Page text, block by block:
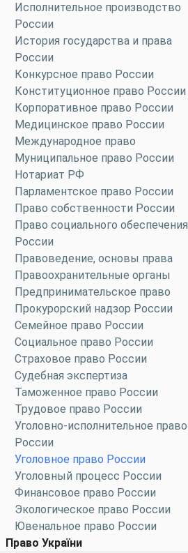
Исполнительное производство
России
История государства и права
России
Конкурсное право России
Конституционное право России
Корпоративное право России
Медицинское право России
Международное право
Муниципальное право России
Нотариат РФ
Парламентское право России
Право собственности России
Право социального обеспечения
России
Правоведение, основы права
Правоохранительные органы
Предпринимательское право
Прокурорский надзор России
Семейное право России
Социальное право России
Страховое право России
Судебная экспертиза
Таможенное право России
Трудовое право России
Уголовно-исполнительное право
России
Уголовное право России
Уголовный процесс России
Финансовое право России
Экологическое право России
Ювенальное право России
Право України